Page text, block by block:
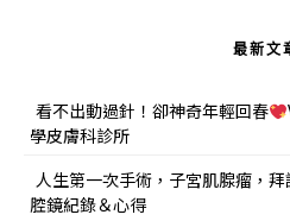
最新文
看不出動過針！卻神奇年輕回春
學皮膚科診所
人生第一次手術，子宮肌腺瘤，
腔鏡紀錄＆心得